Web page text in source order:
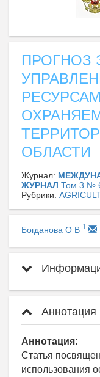
ПРОГНОЗ
ОБЛАСТИ
Журнал:
ЖУРНАЛ Том 3 №
Рубрики:
Богданова О В 1
Аннотация:
Статья
использования